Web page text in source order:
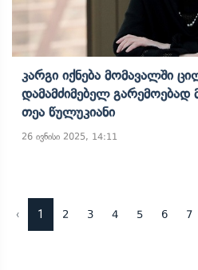
Კარგი Იქნება Მომავალში
Დამამძიმებელ Გარემოებად
Თეა Წულუკიანი
26 ივნისი 2025, 14:11
‹ 1 2 3 4 5 6 7